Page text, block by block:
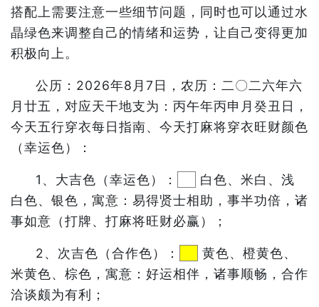
搭配上需要注意一些细节问题，同时也可以通过水
晶绿色来调整自己的情绪和运势，让自己变得更加
积极向上。
公历：2026年8月7日，农历：二〇二六年六
月廿五，对应天干地支为：丙午年丙申月癸丑日，
今天五行穿衣每日指南、今天打麻将穿衣旺财颜色
（幸运色）：
1、大吉色（幸运色）：
白色、米白、浅
白色、银色，寓意：易得贤士相助，事半功倍，诸
事如意（打牌、打麻将旺财必赢）；
2、次吉色（合作色）：
黄色、橙黄色、
米黄色、棕色，寓意：好运相伴，诸事顺畅，合作
洽谈颇为有利；